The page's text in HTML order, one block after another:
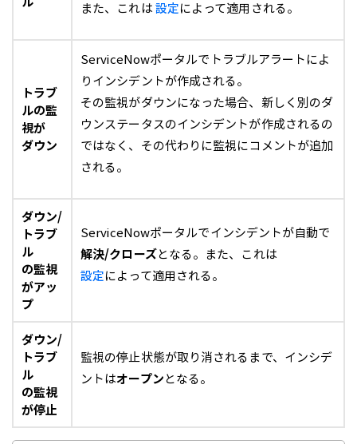
また、これは設定によって適用される。
トラブ
ルの監
視が
ダウン
ServiceNowポータルでトラブルアラートによ
りインシデントが作成される。
その監視がダウンになった場合、新しく別のダ
ウンステータスのインシデントが作成されるの
ではなく、その代わりに監視にコメントが追加
される。
ダウン/
トラブ
ル
の監視
がアッ
プ
ServiceNowポータルでインシデントが自動で
解決/クローズとなる。また、これは
設定によって適用される。
ダウン/
トラブ
ル
の監視
が停止
監視の停止状態が取り消されるまで、インシデ
ントはオープンとなる。